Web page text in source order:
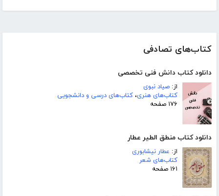
کتاب‌های تصادفی
دانلود کتاب دانش فنی تخصصی
از: صیاد نبوی
کتاب‌های هنری، کتاب‌های درسی و دانشجویی
۱۷۶ صفحه
دانلود کتاب منطق الطیر عطار
از: عطار نیشابوری
کتاب‌های شعر
۱۶۱ صفحه